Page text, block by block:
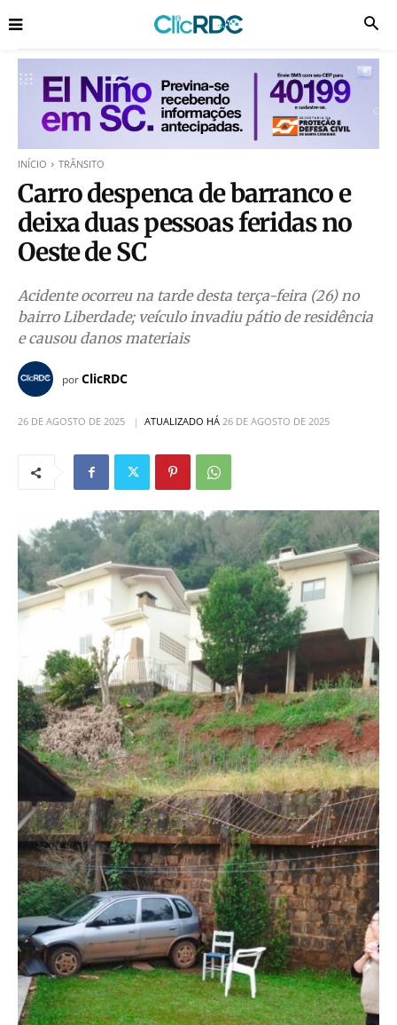
INÍCIO TRÂNSITO
Carro despenca de barranco e
deixa duas pessoas feridas no
Oeste de SC
Acidente ocorreu na tarde desta terça-feira (26) no
bairro Liberdade; veículo invadiu pátio de residência
e causou danos materiais
porClicRDC
26 DE AGOSTO DE 2025 ATUALIZADO HÁ 26 DE AGOSTO DE 2025